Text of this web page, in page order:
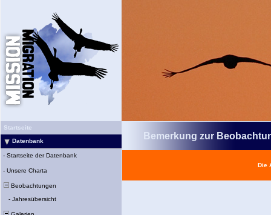
Startseite
Datenbank
- Startseite der Datenbank
- Unsere Charta
Beobachtungen
- Jahresübersicht
Bemerkung zur
Die